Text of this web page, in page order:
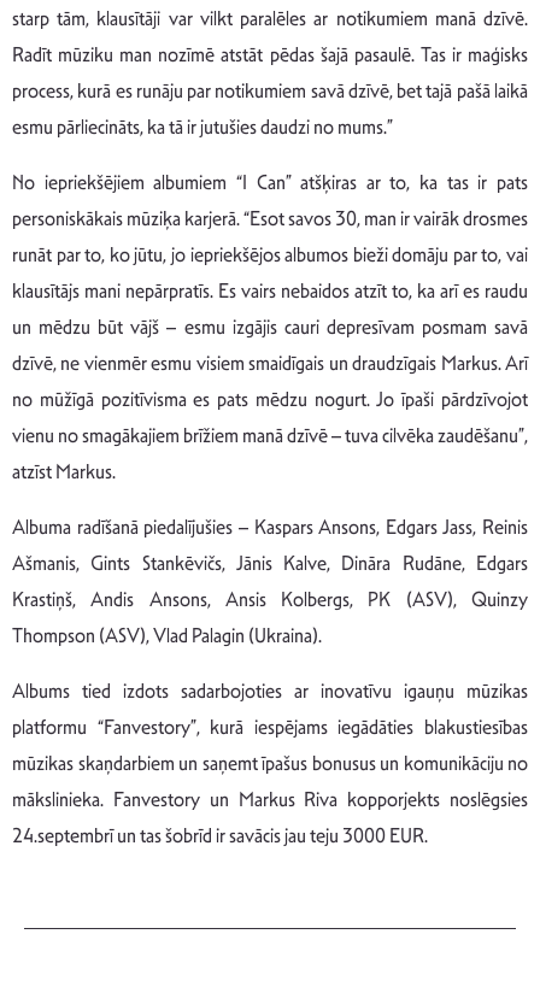
starp tām, klausītāji var vilkt paralēles ar notikumiem manā dzīvē.
Radīt mūziku man nozīmē atstāt pēdas šajā pasaulē. Tas ir maģisks
process, kurā es runāju par notikumiem savā dzīvē, bet tajā pašā laikā
esmu pārliecināts, ka tā ir jutušies daudzi no mums.”
No iepriekšējiem albumiem “I Can” atšķiras ar to, ka tas ir pats
personiskākais mūziķa karjerā. “Esot savos 30, man ir vairāk drosmes
runāt par to, ko jūtu, jo iepriekšējos albumos bieži domāju par to, vai
klausītājs mani nepārpratīs. Es vairs nebaidos atzīt to, ka arī es raudu
un mēdzu būt vājš – esmu izgājis cauri depresīvam posmam savā
dzīvē, ne vienmēr esmu visiem smaidīgais un draudzīgais Markus. Arī
no mūžīgā pozitīvisma es pats mēdzu nogurt. Jo īpaši pārdzīvojot
vienu no smagākajiem brīžiem manā dzīvē – tuva cilvēka zaudēšanu”,
atzīst Markus.
Albuma radīšanā piedalījušies – Kaspars Ansons, Edgars Jass, Reinis
Ašmanis, Gints Stankēvičs, Jānis Kalve, Dināra Rudāne, Edgars
Krastiņš, Andis Ansons, Ansis Kolbergs, PK (ASV), Quinzy
Thompson (ASV), Vlad Palagin (Ukraina).
Albums tied izdots sadarbojoties ar inovatīvu igauņu mūzikas
platformu “Fanvestory”, kurā iespējams iegādāties blakustiesības
mūzikas skaņdarbiem un saņemt īpašus bonusus un komunikāciju no
mākslinieka. Fanvestory un Markus Riva kopporjekts noslēgsies
24.septembrī un tas šobrīd ir savācis jau teju 3000 EUR.